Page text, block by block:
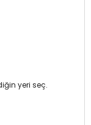
yeri seç.